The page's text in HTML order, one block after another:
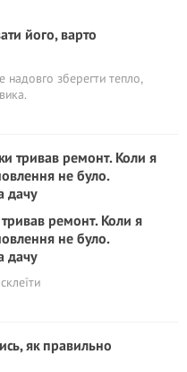
його, варто
зберегти тепло,
ремонт. Коли я
не було.
дачу